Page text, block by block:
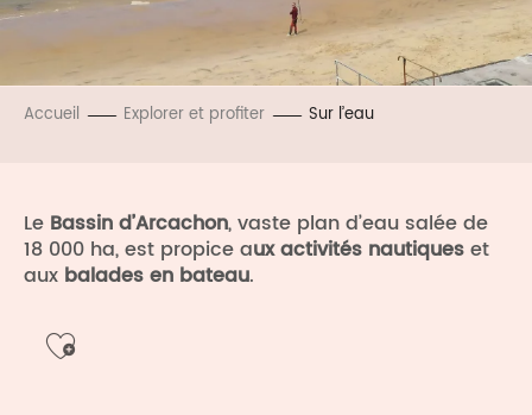
Accueil Explorer et profiter Sur l’eau
Le Bassin d’Arcachon, vaste plan d’eau salée de
18 000 ha, est propice aux activités nautiqueset
aux balades en bateau.
Ajouter aux favoris